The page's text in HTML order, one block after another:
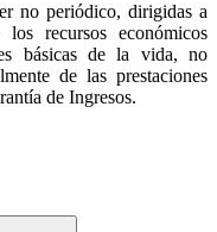
no periódico, dirigidas a
recursos económicos
básicas de la vida, no
de las prestaciones
de Ingresos.